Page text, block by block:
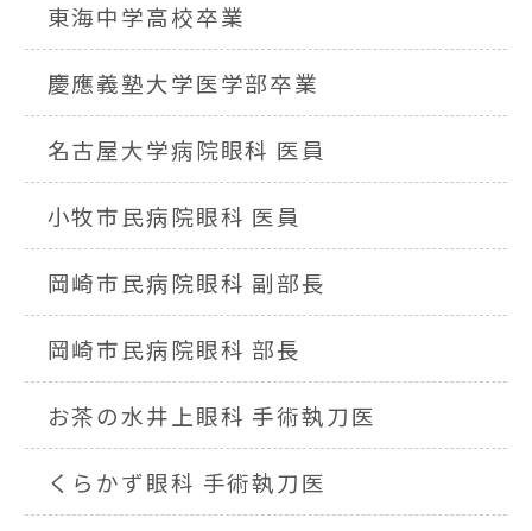
東海中学高校卒業
慶應義塾大学医学部卒業
名古屋大学病院眼科 医員
小牧市民病院眼科 医員
岡崎市民病院眼科 副部長
岡崎市民病院眼科 部長
お茶の水井上眼科 手術執刀医
くらかず眼科 手術執刀医